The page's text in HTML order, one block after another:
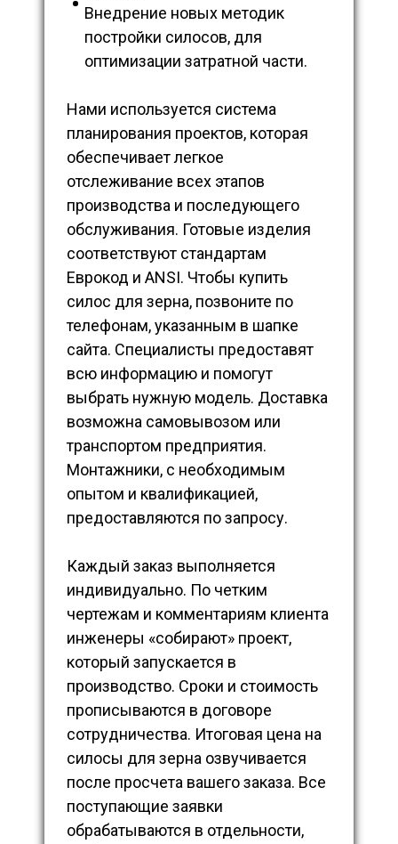
Внедрение новых методик
постройки силосов, для
оптимизации затратной части.
Нами используется система
планирования проектов, которая
обеспечивает легкое
отслеживание всех этапов
производства и последующего
обслуживания. Готовые изделия
соответствуют стандартам
Еврокод и ANSI. Чтобы купить
силос для зерна, позвоните по
телефонам, указанным в шапке
сайта. Специалисты предоставят
всю информацию и помогут
выбрать нужную модель. Доставка
возможна самовывозом или
транспортом предприятия.
Монтажники, с необходимым
опытом и квалификацией,
предоставляются по запросу.
Каждый заказ выполняется
индивидуально. По четким
чертежам и комментариям клиента
инженеры «собирают» проект,
который запускается в
производство. Сроки и стоимость
прописываются в договоре
сотрудничества. Итоговая цена на
силосы для зерна озвучивается
после просчета вашего заказа. Все
поступающие заявки
обрабатываются в отдельности,